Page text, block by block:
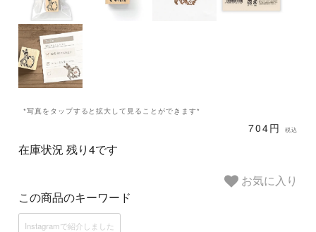
*写真をタップすると拡大して見ることができます*
704円 税込
在庫状況 残り4です
お気に入り
この商品のキーワード
Instagramで紹介しました